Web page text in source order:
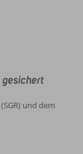
gesichert
und dem